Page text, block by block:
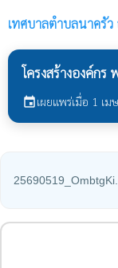
เทศบาลตำบลนาครัว
โครงสร้างองค์กร
eventเผยแพร่เมื่อ 1 เม